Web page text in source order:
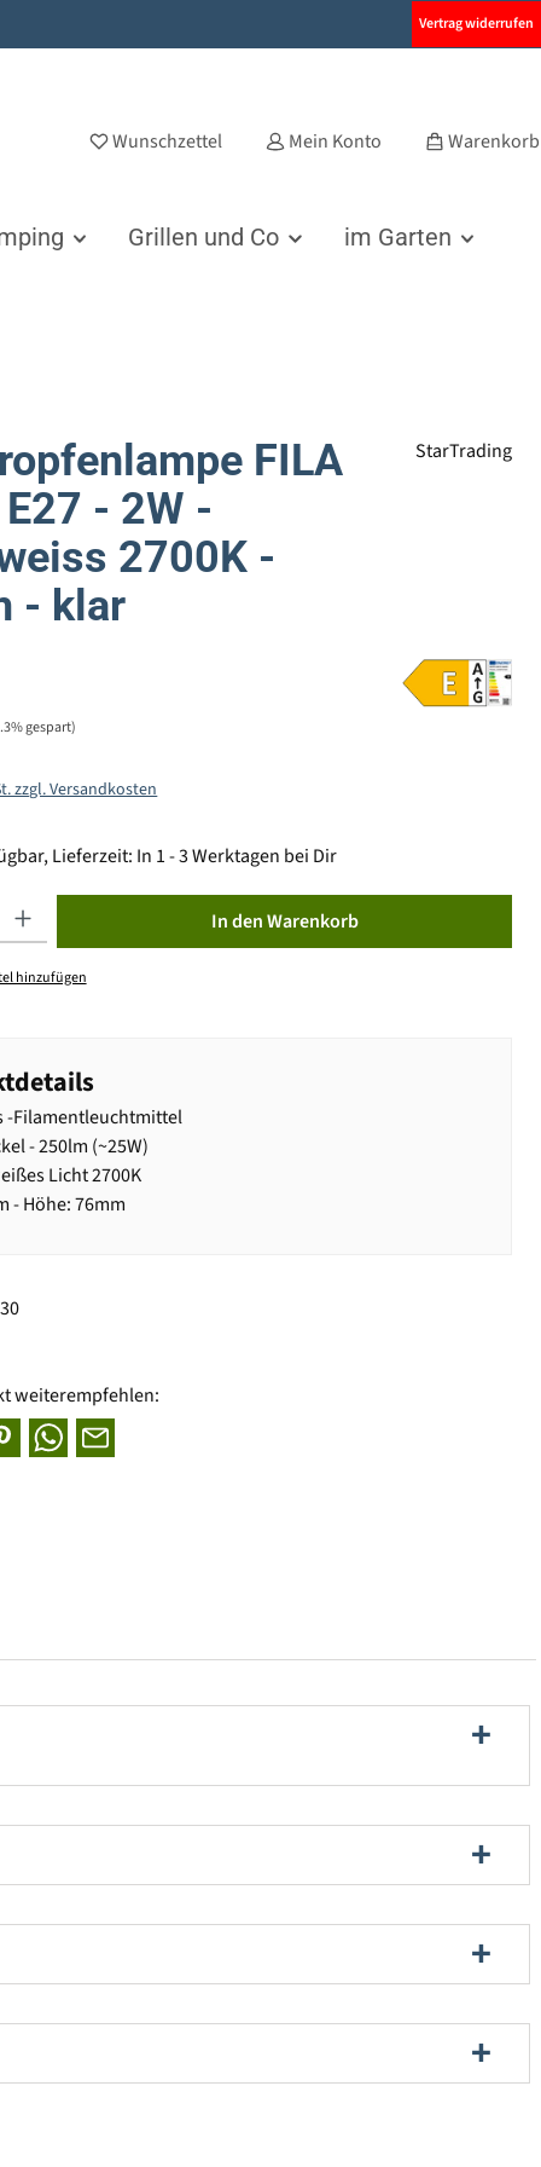
Vertrag widerrufen
Wunschzettel Mein Konto Warenkorb
Grillen und Co im Garten
FILA
- 2W -
2700K -
- klar
StarTrading
gespart)
zzgl. Versandkosten
Lieferzeit: In 1 - 3 Werktagen bei Dir
In den Warenkorb
hinzufügen
-Filamentleuchtmittel
- 250lm (~25W)
Licht 2700K
- Höhe: 76mm
weiterempfehlen: